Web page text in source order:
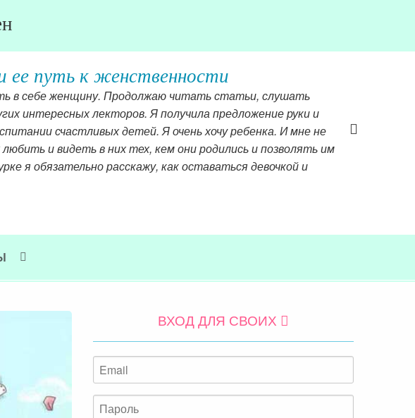
ее путь к женственности
в себе женщину. Продолжаю читать статьи, слушать
интересных лекторов. Я получила предложение руки и
счастливых детей. Я очень хочу ребенка. И мне не
и видеть в них тех, кем они родились и позволять им
я обязательно расскажу, как оставаться девочкой и
ВХОД ДЛЯ СВОИХ